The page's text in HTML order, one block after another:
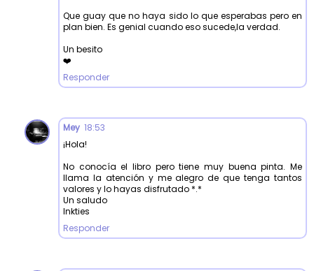
Que guay que no haya sido lo que esperabas pero en
plan bien. Es genial cuando eso sucede,la verdad.
Un besito
❤️
Responder
Mey 18:53
¡Hola!
No conocía el libro pero tiene muy buena pinta. Me
llama la atención y me alegro de que tenga tantos
valores y lo hayas disfrutado *.*
Un saludo
Inkties
Responder